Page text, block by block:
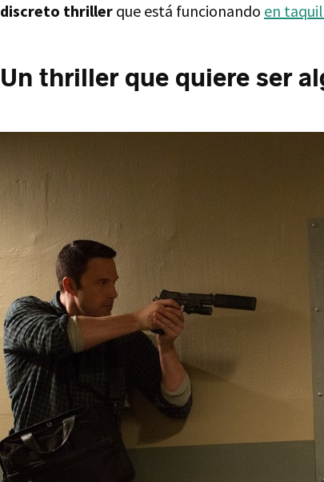
discreto thriller que está funcionando en
Un thriller que quiere ser